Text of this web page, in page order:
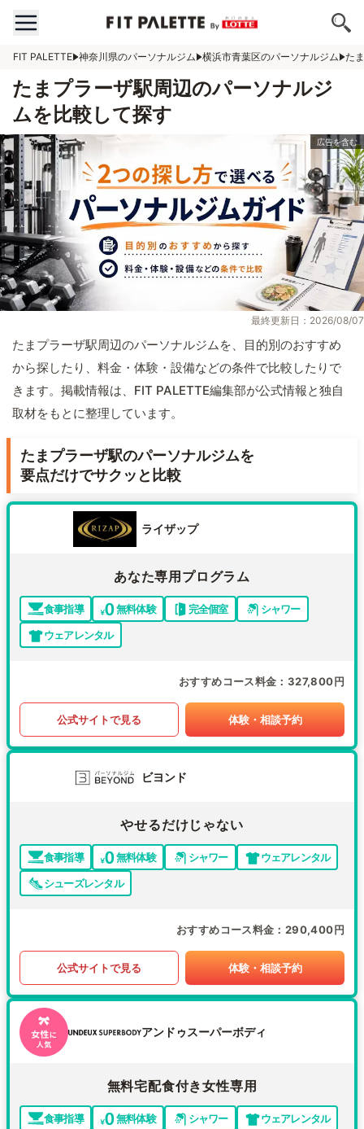
FIT PALETTE 神奈川県のパーソナルジム 横浜市青葉区のパーソナルジム た
たまプラーザ駅周辺のパーソナルジ
ムを比較して探す
最終更新日：2026/08/07
たまプラーザ駅周辺のパーソナルジムを、目的別のおすすめ
から探したり、料金・体験・設備などの条件で比較したりで
きます。掲載情報は、FIT PALETTE編集部が公式情報と独自
取材をもとに整理しています。
たまプラーザ駅のパーソナルジムを
要点だけでサクッと比較
ライザップ
あなた専用プログラム
食事指導 無料体験 完全個室
シャワー
ウェアレンタル
おすすめコース料金 327,800円
公式サイトで見る 体験・相談予約
ビヨンド
やせるだけじゃない
食事指導 無料体験 シャワー
ウェアレンタル
シューズレンタル
おすすめコース料金 290,400円
公式サイトで見る 体験・相談予約
アンドゥスーパーボディ
無料宅配食付き女性専用
食事指導 無料体験 シャワー
ウェアレンタル